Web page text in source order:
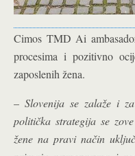
Cimos TMD Ai
procesima i pozitivno
zaposlenih žena.
– Slovenija se zalaže i
politička strategija se
žene na pravi način